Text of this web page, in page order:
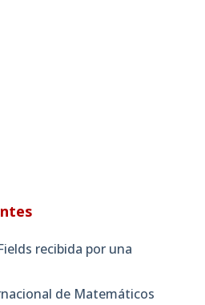
recibida por una
de Matemáticos